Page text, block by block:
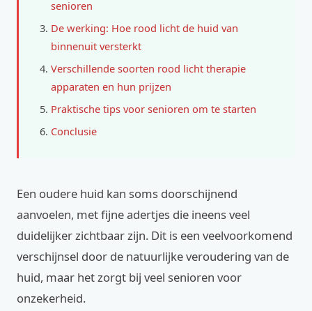
senioren
De werking: Hoe rood licht de huid van
binnenuit versterkt
Verschillende soorten rood licht therapie
apparaten en hun prijzen
Praktische tips voor senioren om te starten
Conclusie
Een oudere huid kan soms doorschijnend
aanvoelen, met fijne adertjes die ineens veel
duidelijker zichtbaar zijn. Dit is een veelvoorkomend
verschijnsel door de natuurlijke veroudering van de
huid, maar het zorgt bij veel senioren voor
onzekerheid.